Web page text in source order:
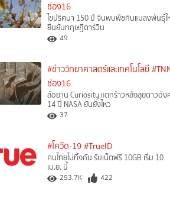
ช่อง16
ไขปริศนา 150 ปี จีนพบพืชกินแมลงพันธุ์ใ
ยืนยันทฤษฎีดาร์วิน
49
#ข่าววิทยาศาสตร์และเทคโนโลยี
ช่อง16
ล้อยาน Curiosity แตกร้าวหลังลุยดาวอัง
14 ปี NASA ยันยังไหว
37
#โควิด-19 #TrueID
คนไทยไม่ทิ้งกัน รับเน็ตฟรี 10GB เริ่ม 10
เม.ย. นี้
293.7K 422